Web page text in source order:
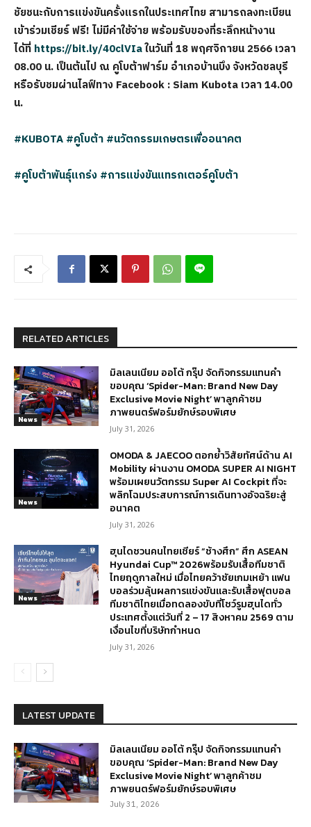
ชัยชนะกับการแข่งขันครั้งแรกในประเทศไทย สามารถลงทะเบียน
เข้าร่วมเชียร์ ฟรี! ไม่มีค่าใช้จ่าย พร้อมรับของที่ระลึกหน้างาน
ได้ที่ https://bit.ly/40clVIaในวันที่ 18 พฤศจิกายน 2566 เวลา
08.00 น. เป็นต้นไป ณ คูโบต้าฟาร์ม อำเภอบ้านบึง จังหวัดชลบุรี
หรือรับชมผ่านไลฟ์ทาง Facebook : Siam Kubota เวลา 14.00
น.
#KUBOTA #คูโบต้า #นวัตกรรมเกษตรเพื่ออนาคต
#คูโบต้าพันธุ์แกร่ง #การแข่งขันแทรกเตอร์คูโบต้า
RELATED ARTICLES
News
มิลเลนเนียม ออโต้ กรุ๊ป จัดกิจกรรมแทนคำ
ขอบคุณ ‘Spider-Man: Brand New Day
Exclusive Movie Night’ พาลูกค้าชม
ภาพยนตร์ฟอร์มยักษ์รอบพิเศษ
July 31, 2026
News
OMODA & JAECOO ตอกย้ำวิสัยทัศน์ด้าน AI
Mobility ผ่านงาน OMODA SUPER AI NIGHT
พร้อมเผยนวัตกรรม Super AI Cockpit ที่จะ
พลิกโฉมประสบการณ์การเดินทางอัจฉริยะสู่
อนาคต
July 31, 2026
News
ฮุนไดชวนคนไทยเชียร์ “ช้างศึก” ศึก ASEAN
Hyundai Cup™ 2026พร้อมรับเสื้อทีมชาติ
ไทยฤดูกาลใหม่ เมื่อไทยคว้าชัยเกมเหย้า แฟน
บอลร่วมลุ้นผลการแข่งขันและรับเสื้อฟุตบอล
ทีมชาติไทยเมื่อทดลองขับที่โชว์รูมฮุนไดทั่ว
ประเทศตั้งแต่วันที่ 2 – 17 สิงหาคม 2569 ตาม
เงื่อนไขที่บริษัทกำหนด
July 31, 2026
LATEST UPDATE
มิลเลนเนียม ออโต้ กรุ๊ป จัดกิจกรรมแทนคำ
ขอบคุณ ‘Spider-Man: Brand New Day
Exclusive Movie Night’ พาลูกค้าชม
ภาพยนตร์ฟอร์มยักษ์รอบพิเศษ
July 31, 2026